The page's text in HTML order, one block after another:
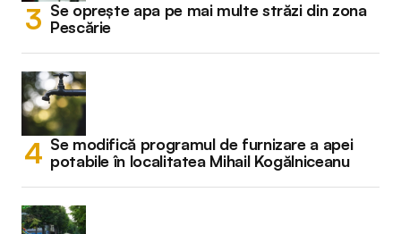
Se oprește apa pe mai multe străzi din zona
Pescărie
Se modifică programul de furnizare a apei
potabile în localitatea Mihail Kogălniceanu